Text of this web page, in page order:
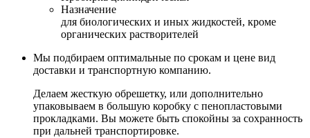
Назначение
для биологических и иных жидкостей, кроме
органических растворителей
Мы подбираем оптимальные по срокам и цене вид
доставки и транспортную компанию.
Делаем жесткую обрешетку, или дополнительно
упаковываем в большую коробку с пенопластовыми
прокладками. Вы можете быть спокойны за сохранность
при дальней транспортировке.